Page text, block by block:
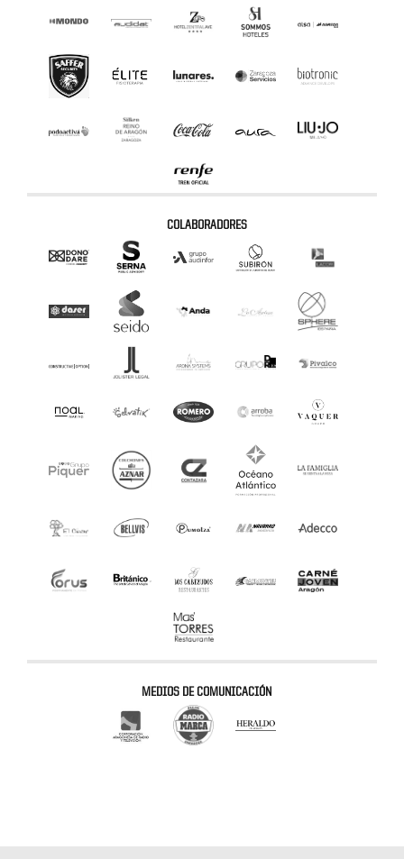
COLABORADORES
MEDIOS DE COMUNICACIÓN